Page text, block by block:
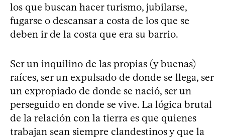
los que buscan hacer turismo, jubilarse,
fugarse o descansar a costa de los que se
deben ir de la costa que era su barrio.
Ser un inquilino de las propias (y buenas)
raíces, ser un expulsado de donde se llega, ser
un expropiado de donde se nació, ser un
perseguido en donde se vive. La lógica brutal
de la relación con la tierra es que quienes
trabajan sean siempre clandestinos y que la